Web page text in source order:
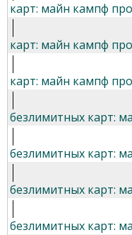
карт: майн кампф
карт: майн кампф
карт: майн кампф
безлимитных карт:
безлимитных карт:
безлимитных карт:
безлимитных карт: